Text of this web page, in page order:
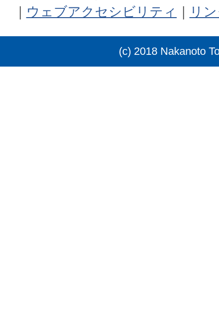
ウェブアクセシビリティ
リ
(c) 2018 Nakanoto